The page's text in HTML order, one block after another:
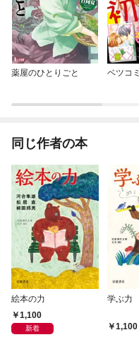
薬屋のひとりごと ベツコミ
同じ作者の本
絵本の力
1,100
新着
学ぶ力
1,100